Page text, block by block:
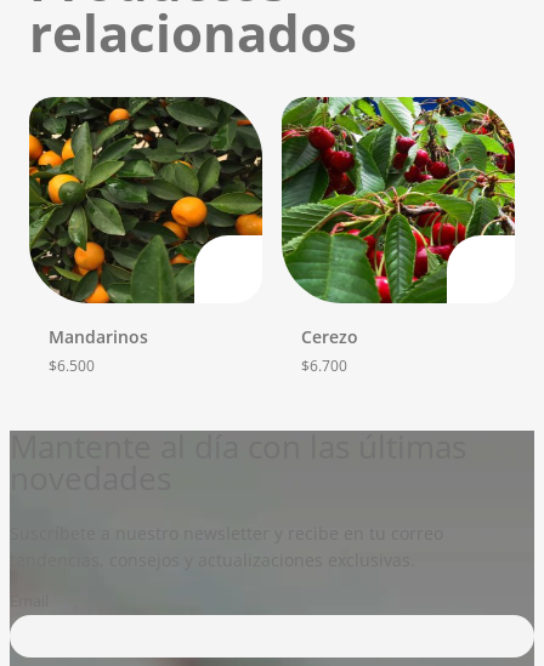
relacionados
Mandarinos
$6.500
Cerezo
$6.700